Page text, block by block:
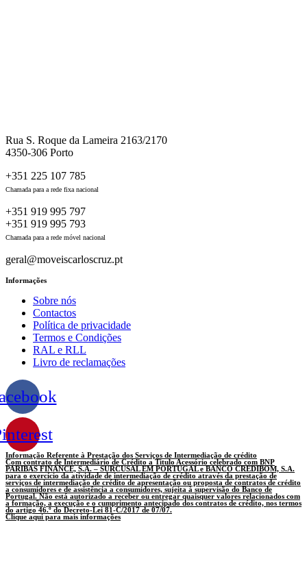
Rua S. Roque da Lameira 2163/2170
4350-306 Porto
+351 225 107 785
Chamada para a rede fixa nacional
+351 919 995 797
+351 919 995 793
Chamada para a rede móvel nacional
geral@moveiscarloscruz.pt
Informações
Sobre nós
Contactos
Política de privacidade
Termos e Condições
RAL e RLL
Livro de reclamações
Informação Referente à Prestação dos Serviços de Intermediação de crédito
Com contrato de Intermediário de Crédito a Titulo Acessório celebrado com BNP
PARIBAS FINANCE, S.A. – SURCUSAL EM PORTUGAL e BANCO CREDIBOM, S.A.
para o exercício da atividade de intermediação de crédito através da prestação de
serviços de intermediação de crédito de apresentação ou proposta de contratos de crédito
a consumidores e de assistência a consumidores, sujeita à supervisão do Banco de
Portugal. Não está autorizado a receber ou entregar quaisquer valores relacionados com
a formação, a execução e o cumprimento antecipado dos contratos de crédito, nos termos
do artigo 46.º do Decreto-Lei 81-C/2017 de 07/07.
Clique aqui para mais informações